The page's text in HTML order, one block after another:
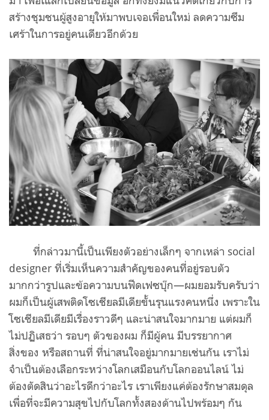
สร้างชุมชนผู้สูงอายุให้มาพบเจอเพื่อนใหม่ ลดความซึม
เศร้าในการอยู่คนเดียวอีกด้วย
ที่กล่าวมานี้เป็นเพียงตัวอย่างเล็กๆ จากเหล่า social
designer ที่เริ่มเห็นความสำคัญของคนที่อยู่รอบตัว
มากกว่ารูปและข้อความบนฟีดเฟซบุ๊ก—ผมยอมรับครับว่า
ผมก็เป็นผู้เสพติดโซเชียลมีเดียขั้นรุนแรงคนหนึ่ง เพราะใน
โซเชียลมีเดียมีเรื่องราวดีๆ และน่าสนใจมากมาย แต่ผมก็
ไม่ปฏิเสธว่า รอบๆ ตัวของผม ก็มีผู้คน มีบรรยากาศ
สิ่งของ หรือสถานที่ ที่น่าสนใจอยู่มากมายเช่นกัน เราไม่
จำเป็นต้องเลือกระหว่างโลกเสมือนกับโลกออนไลน์ ไม่
ต้องตัดสินว่าอะไรดีกว่าอะไร เราเพียงแค่ต้องรักษาสมดุล
เพื่อที่จะมีความสุขไปกับโลกทั้งสองด้านไปพร้อมๆ กัน